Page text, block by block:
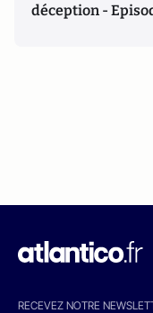
déception -
RECEVEZ NOTRE